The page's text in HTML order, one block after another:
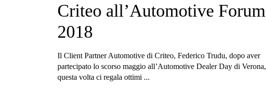
Criteo all’Automotive Forum
2018
Il Client Partner Automotive di Criteo, Federico Trudu, dopo aver
partecipato lo scorso maggio all’Automotive Dealer Day di Verona,
questa volta ci regala ottimi ...